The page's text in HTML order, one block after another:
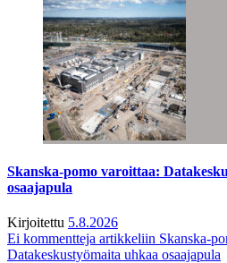
Skanska-pomo varoittaa:
osaajapula
Kirjoitettu 5.8.2026
Ei kommentteja artikkeliin Skanska-
Datakeskustyömaita uhkaa osaajapula